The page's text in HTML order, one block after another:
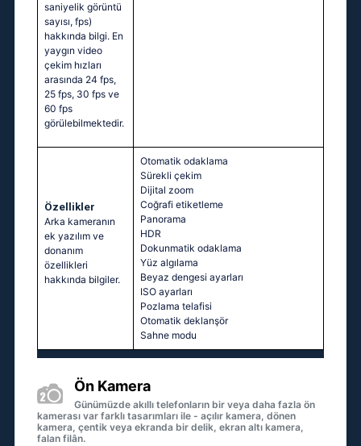
saniyelik görüntü
sayısı, fps)
hakkında bilgi. En
yaygın video
çekim hızları
arasında 24 fps,
25 fps, 30 fps ve
60 fps
görülebilmektedir.
Özellikler
Arka kameranın
ek yazılım ve
donanım
özellikleri
hakkında bilgiler.
Otomatik odaklama
Sürekli çekim
Dijital zoom
Coğrafi etiketleme
Panorama
HDR
Dokunmatik odaklama
Yüz algılama
Beyaz dengesi ayarları
ISO ayarları
Pozlama telafisi
Otomatik deklanşör
Sahne modu
Ön Kamera
Günümüzde akıllı telefonların bir veya daha fazla ön
kamerası var farklı tasarımları ile - açılır kamera, dönen
kamera, çentik veya ekranda bir delik, ekran altı kamera,
falan filân.